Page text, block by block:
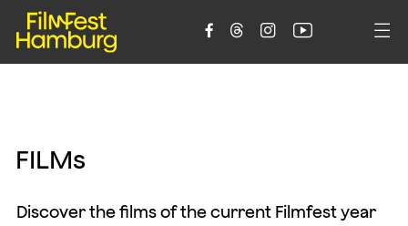
    
FILMs
Discover the films of the current Filmfest year